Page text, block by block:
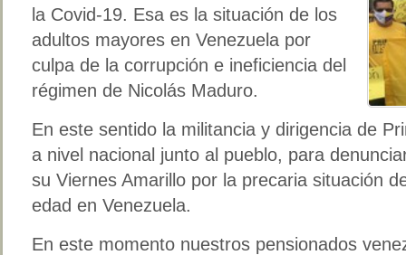
la Covid-19. Esa es la situación de los
adultos mayores en Venezuela por
culpa de la corrupción e ineficiencia del
régimen de Nicolás Maduro.
En este sentido la militancia y dirigencia de
a nivel nacional junto al pueblo, para
su Viernes Amarillo por la precaria situación
edad en Venezuela.
En este momento nuestros pensionados